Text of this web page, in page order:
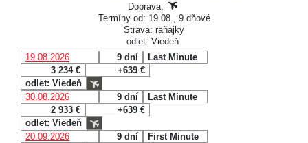
Doprava:
Termíny od: 19.08., 9 dňové
Strava: raňajky
odlet: Viedeň
19.08.2026
9 dní
Last Minute
3 234 €
+639 €
odlet: Viedeň
30.08.2026
9 dní
Last Minute
2 933 €
+639 €
odlet: Viedeň
20.09.2026
9 dní
First Minute